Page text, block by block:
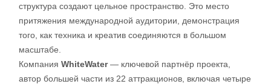
структура создают цельное пространство. Это место
притяжения международной аудитории, демонстрация
того, как техника и креатив соединяются в большом
масштабе.
Компания WhiteWater— ключевой партнёр проекта,
автор большей части из 22 аттракционов, включая четыре